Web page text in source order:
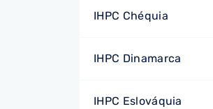
IHPC Chéquia
IHPC Dinamarca
IHPC Eslováquia